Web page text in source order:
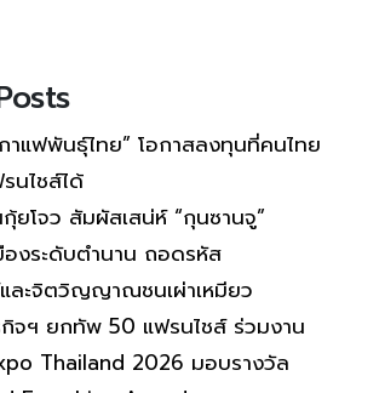
าแฟพันธุ์ไทย” โอกาสลงทุนที่คนไทย
นไชส์ได้
ยโจว สัมผัสเสน่ห์ “กุนซานจู”
งระดับตำนาน ถอดรหัส
ละจิตวิญญาณชนเผ่าเหมียว
จฯ ยกทัพ 50 แฟรนไชส์ ร่วมงาน
Thailand 2026 มอบรางวัล